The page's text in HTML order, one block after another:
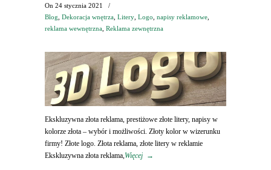
On 24 stycznia 2021
/
Blog Dekoracja wnętrza Litery Logo napisy reklamowe
reklama wewnętrzna Reklama zewnętrzna
Ekskluzywna złota reklama, prestiżowe złote litery, napisy w
kolorze złota – wybór i możliwości. Złoty kolor w wizerunku
firmy! Złote logo. Złota reklama, złote litery w reklamie
Ekskluzywna złota reklama, Więcej →